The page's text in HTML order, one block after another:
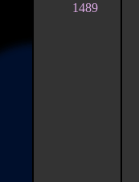
1489